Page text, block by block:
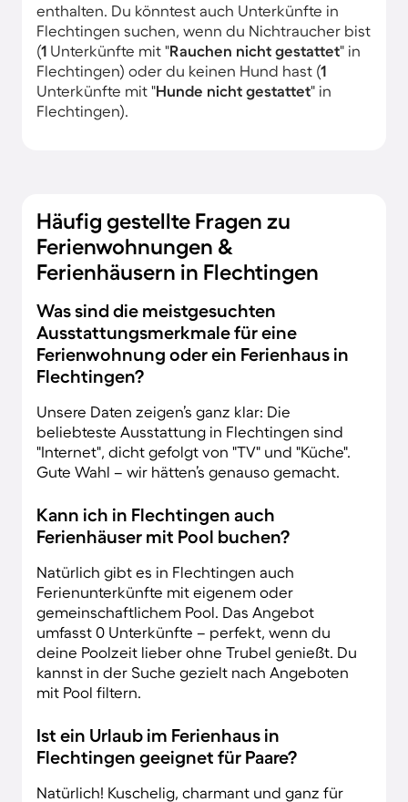
enthalten. Du könntest auch Unterkünfte in
Flechtingen suchen, wenn du Nichtraucher bist
(1 Unterkünfte mit "Rauchen nicht gestattet" in
Flechtingen) oder du keinen Hund hast (1
Unterkünfte mit "Hunde nicht gestattet" in
Flechtingen).
Häufig gestellte Fragen zu
Ferienwohnungen &
Ferienhäusern in Flechtingen
Was sind die meistgesuchten
Ausstattungsmerkmale für eine
Ferienwohnung oder ein Ferienhaus in
Flechtingen?
Unsere Daten zeigen’s ganz klar: Die
beliebteste Ausstattung in Flechtingen sind
"Internet", dicht gefolgt von "TV" und "Küche".
Gute Wahl – wir hätten’s genauso gemacht.
Kann ich in Flechtingen auch
Ferienhäuser mit Pool buchen?
Natürlich gibt es in Flechtingen auch
Ferienunterkünfte mit eigenem oder
gemeinschaftlichem Pool. Das Angebot
umfasst 0 Unterkünfte – perfekt, wenn du
deine Poolzeit lieber ohne Trubel genießt. Du
kannst in der Suche gezielt nach Angeboten
mit Pool filtern.
Ist ein Urlaub im Ferienhaus in
Flechtingen geeignet für Paare?
Natürlich! Kuschelig, charmant und ganz für